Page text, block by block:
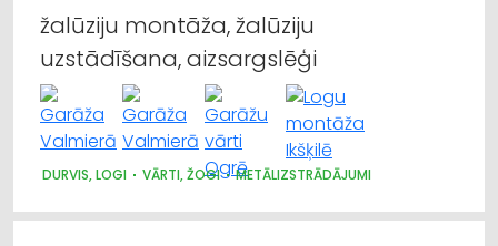
žalūziju montāža, žalūziju
uzstādīšana, aizsargslēģi
DURVIS, LOGI VĀRTI, ŽOGI METĀLIZSTRĀDĀJUMI